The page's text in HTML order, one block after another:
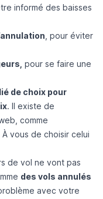
informé des baisses
, pour éviter
pour se faire une
de choix pour
. Il existe de
comme
vous de choisir celui
de vol ne vont pas
des vols annulés
avec votre